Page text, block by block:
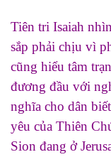
Tiên tri Isaiah
sắp phải chịu vì
cũng hiểu tâm
đương đầu với
nghĩa cho dân
yêu của Thiên
Sion đang ở